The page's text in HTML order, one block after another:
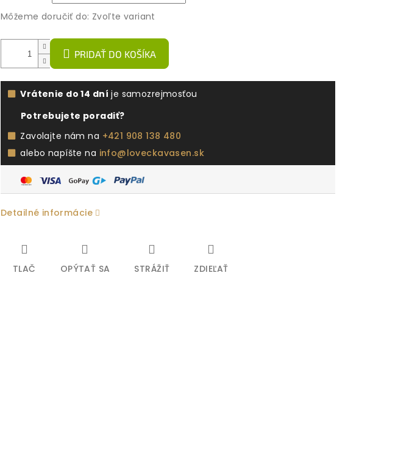
Môžeme doručiť do: Zvoľte variant
PRIDAŤ DO KOŠÍKA
Vrátenie do 14 dní je samozrejmosťou
Potrebujete poradiť?
Zavolajte nám na +421 908 138 480
alebo napíšte na info@loveckavasen.sk
Detailné informácie
TLAČ OPÝTAŤ SA STRÁŽIŤ ZDIEĽAŤ